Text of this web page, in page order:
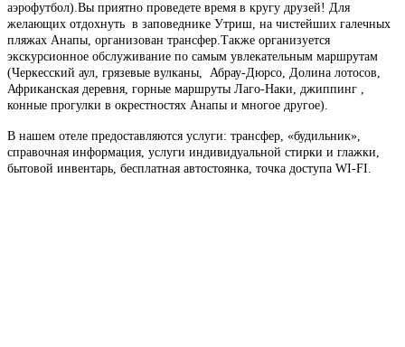
аэрофутбол).Вы приятно проведете время в кругу друзей! Для
желающих отдохнуть в заповеднике Утриш, на чистейших галечных
пляжах Анапы, организован трансфер.Также организуется
экскурсионное обслуживание по самым увлекательным маршрутам
(Черкесский аул, грязевые вулканы, Абрау-Дюрсо, Долина лотосов,
Африканская деревня, горные маршруты Лаго-Наки, джиппинг ,
конные прогулки в окрестностях Анапы и многое другое).
В нашем отеле предоставляются услуги: трансфер, «будильник»,
справочная информация, услуги индивидуальной стирки и глажки,
бытовой инвентарь, бесплатная автостоянка, точка доступа WI-FI.